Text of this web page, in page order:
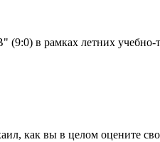
(9:0) в рамках летних
как вы в целом оцените